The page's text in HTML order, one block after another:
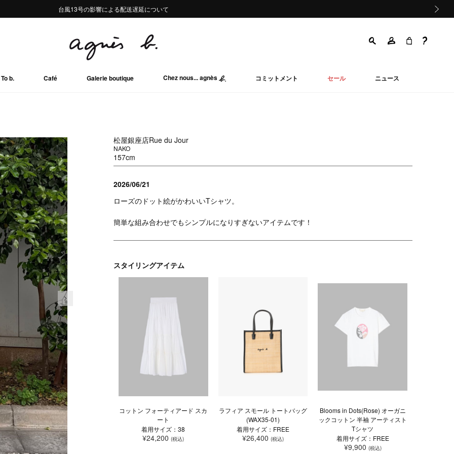
熊本地域地震の影響による配送遅延について
Summer Sale 2buy10%OFF!!
台風13号の影響による配送遅延について
熊本地域地震の影響による配送遅延について
Summer Sale 2buy10%OFF!!
To b. Café Galerie boutique Chez nous... agnès コミットメント セール ニュース
次の画像
松屋銀座店Rue du Jour
NAKO
157cm
2026/06/21
ローズのドット絵がかわいいTシャツ。
簡単な組み合わせでもシンプルになりすぎないアイテムです！
スタイリングアイテム
コットン フォーティアード スカ
ート
着用サイズ：38
¥24,200(税込)
ラフィア スモール トートバッグ
(WAX35-01)
着用サイズ：FREE
¥26,400 (税込)
Blooms in Dots(Rose) オーガニ
ックコットン 半袖 アーティスト
Tシャツ
着用サイズ：FREE
¥9,900 (税込)